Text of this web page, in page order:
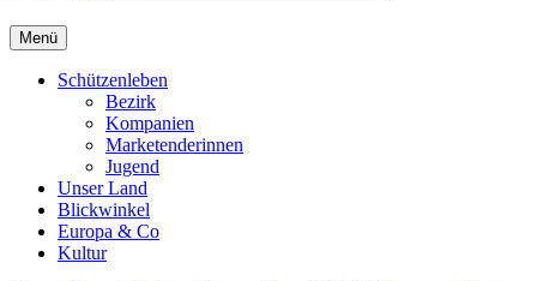
Menü
Schützenleben
Bezirk
Kompanien
Marketenderinnen
Jugend
Unser Land
Blickwinkel
Europa & Co
Kultur